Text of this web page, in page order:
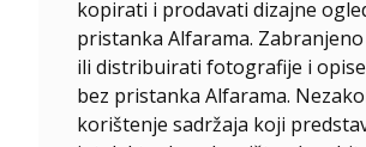
kopirati i prodavati dizajne
pristanka Alfarama.
ili distribuirati fotografije i
bez pristanka Alfarama.
korištenje sadržaja koji